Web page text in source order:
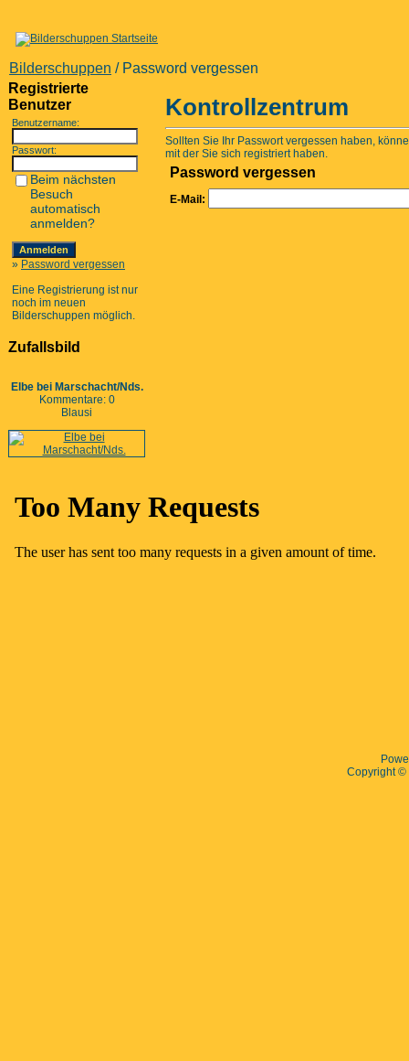
Bilderschuppen / Password vergessen
Registrierte
Benutzer
Benutzername:
Passwort:
Beim nächsten
Besuch
automatisch
anmelden?
» Password vergessen
Eine Registrierung ist nur
noch im neuen
Bilderschuppen möglich.
Zufallsbild
Elbe bei Marschacht/Nds.
Kommentare: 0
Blausi
Kontrollzentrum
Sollten Sie Ihr Passwort vergessen haben,
mit der Sie sich registriert haben.
Password vergessen
E-Mail:
Copyright